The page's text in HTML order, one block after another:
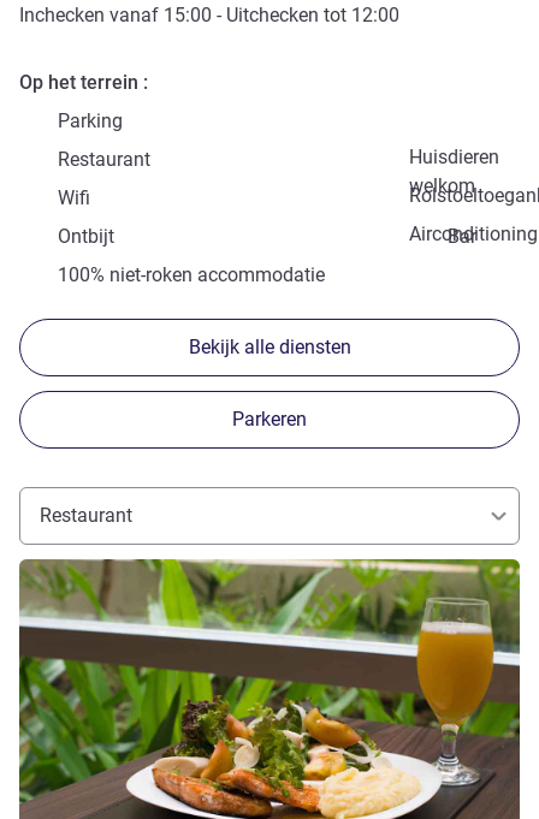
Inchecken vanaf 15:00 - Uitchecken tot 12:00
Op het terrein
Parking
Huisdieren
welkom
Restaurant
Wifi
Airconditioning
Ontbijt
Bar
100% niet-roken accommodatie
Bekijk alle diensten
Parkeren
Restaurant
Meer informatie